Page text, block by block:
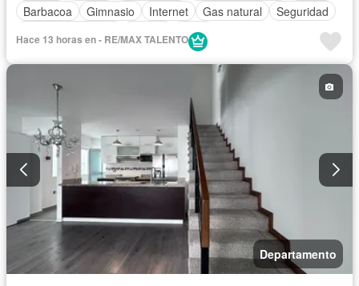
Barbacoa
Gimnasio Internet Gas natural
Seguridad
Agua
Hace 13 horas en - RE/MAX TALENTO
Departamento